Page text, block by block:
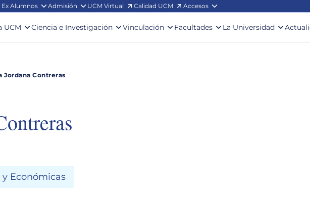
Ex Alumnos Admisión UCM Virtual Calidad UCM Accesos
UCM Ciencia e Investigación Vinculación Facultades La Universidad
Jordana Contreras
y Económicas